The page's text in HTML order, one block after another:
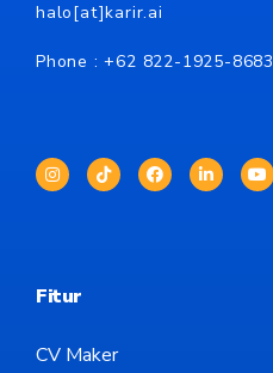
halo[at]karir.ai
Phone : +62 822-1925-8683
Fitur
CV Maker